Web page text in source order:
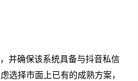
并确保该系统具备与抖音私信
选择市面上已有的成熟方案，